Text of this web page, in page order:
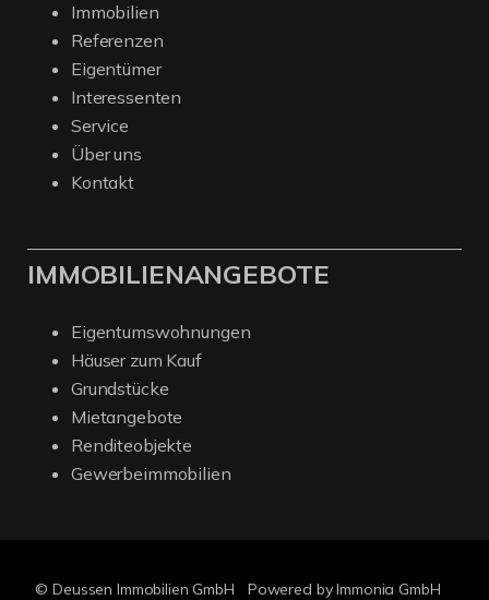
Immobilien
Referenzen
Eigentümer
Interessenten
Service
Über uns
Kontakt
IMMOBILIENANGEBOTE
Eigentumswohnungen
Häuser zum Kauf
Grundstücke
Mietangebote
Renditeobjekte
Gewerbeimmobilien
© Deussen Immobilien GmbH Powered by Immonia GmbH